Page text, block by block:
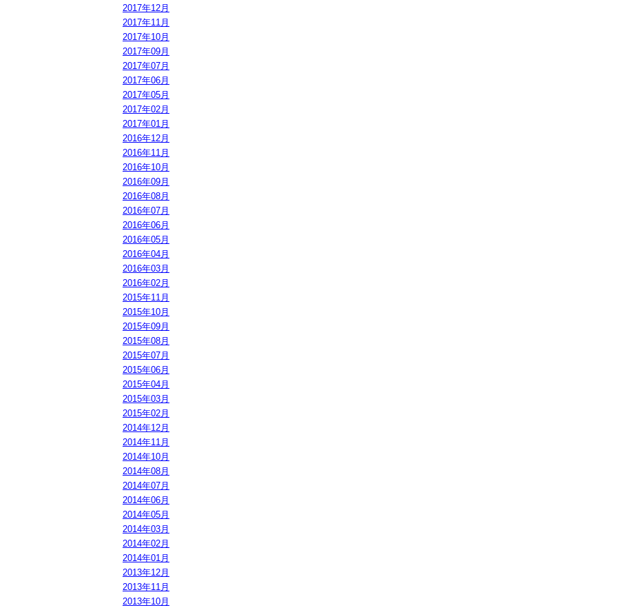
2017年12月
2017年11月
2017年10月
2017年09月
2017年07月
2017年06月
2017年05月
2017年02月
2017年01月
2016年12月
2016年11月
2016年10月
2016年09月
2016年08月
2016年07月
2016年06月
2016年05月
2016年04月
2016年03月
2016年02月
2015年11月
2015年10月
2015年09月
2015年08月
2015年07月
2015年06月
2015年04月
2015年03月
2015年02月
2014年12月
2014年11月
2014年10月
2014年08月
2014年07月
2014年06月
2014年05月
2014年03月
2014年02月
2014年01月
2013年12月
2013年11月
2013年10月